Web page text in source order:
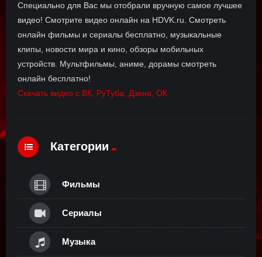
Специально для Вас мы отобрали вручную самое лучшее
видео! Смотрите видео онлайн на HDVK.ru. Смотреть
онлайн фильмы и сериалы бесплатно, музыкальные
клипы, новости мира и кино, обзоры мобильных
устройств. Мультфильмы, аниме, дорамы смотреть
онлайн бесплатно!
Скачать видео с ВК, РуТуба, Дзена, ОК
Категории
Фильмы
Сериалы
Музыка